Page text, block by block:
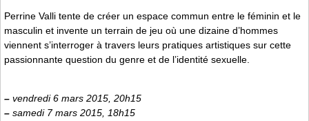
Perrine Valli tente de créer un espace commun entre le féminin et le
masculin et invente un terrain de jeu où une dizaine d’hommes
viennent s’interroger à travers leurs pratiques artistiques sur cette
passionnante question du genre et de l’identité sexuelle.
– vendredi 6 mars 2015, 20h15
– samedi 7 mars 2015, 18h15